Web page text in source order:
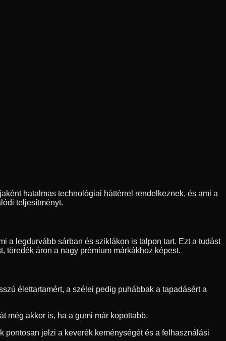
hatalmas technológiai háttérrel rendelkeznek, és ami a
teljesítményt.
a legdurvább sárban és sziklákon is talpon tart. Ezt a tudást
töredék áron a nagy prémium márkákhoz képest.
élettartamért, a szélei pedig puhábbak a tapadásért a
még akkor is, ha a gumi már kopottabb.
jelzi a keverék keménységét és a felhasználási